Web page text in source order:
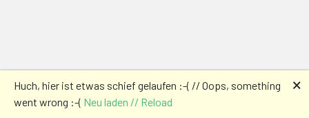
Huch, hier ist etwas schief gelaufen :-( // Oops, something
went wrong :-( Neu laden // Reload
🗙